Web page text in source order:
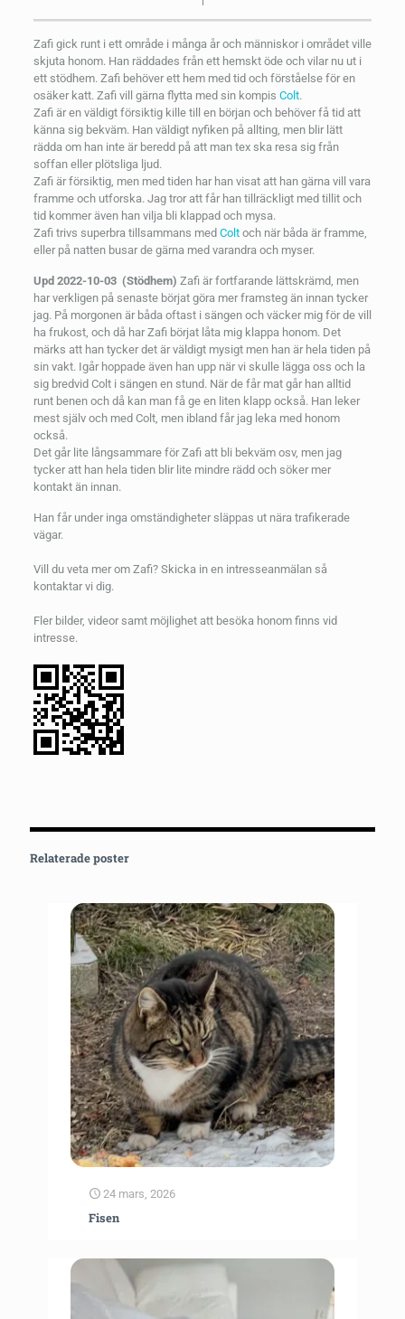
Zafi gick runt i ett område i många år och människor i området ville
skjuta honom. Han räddades från ett hemskt öde och vilar nu ut i
ett stödhem. Zafi behöver ett hem med tid och förståelse för en
osäker katt. Zafi vill gärna flytta med sin kompis Colt.
Zafi är en väldigt försiktig kille till en början och behöver få tid att
känna sig bekväm. Han väldigt nyfiken på allting, men blir lätt
rädda om han inte är beredd på att man tex ska resa sig från
soffan eller plötsliga ljud.
Zafi är försiktig, men med tiden har han visat att han gärna vill vara
framme och utforska. Jag tror att får han tillräckligt med tillit och
tid kommer även han vilja bli klappad och mysa.
Zafi trivs superbra tillsammans med Coltoch när båda är framme,
eller på natten busar de gärna med varandra och myser.
Upd 2022-10-03 (Stödhem) Zafi är fortfarande lättskrämd, men
har verkligen på senaste börjat göra mer framsteg än innan tycker
jag. På morgonen är båda oftast i sängen och väcker mig för de vill
ha frukost, och då har Zafi börjat låta mig klappa honom. Det
märks att han tycker det är väldigt mysigt men han är hela tiden på
sin vakt. Igår hoppade även han upp när vi skulle lägga oss och la
sig bredvid Colt i sängen en stund. När de får mat går han alltid
runt benen och då kan man få ge en liten klapp också. Han leker
mest själv och med Colt, men ibland får jag leka med honom
också.
Det går lite långsammare för Zafi att bli bekväm osv, men jag
tycker att han hela tiden blir lite mindre rädd och söker mer
kontakt än innan.
Han får under inga omständigheter släppas ut nära trafikerade
vägar.
Vill du veta mer om Zafi? Skicka in en intresseanmälan så
kontaktar vi dig.
Fler bilder, videor samt möjlighet att besöka honom finns vid
intresse.
Relaterade poster
24 mars, 2026
Fisen